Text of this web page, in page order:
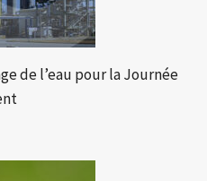
de l’eau pour la Journée